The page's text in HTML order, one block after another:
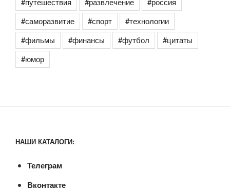
#саморазвитие
#спорт
#технологии
#фильмы
#финансы #футбол
#цитаты
#юмор
НАШИ КАТАЛОГИ:
Телеграм
Вконтакте